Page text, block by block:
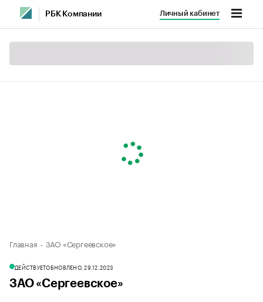
РБК Компании Личный кабинет
Главная ЗАО «Сергеевское»
ДЕЙСТВУЕТОБНОВЛЕНО, 29.12.2023
ЗАО «Сергеевское»